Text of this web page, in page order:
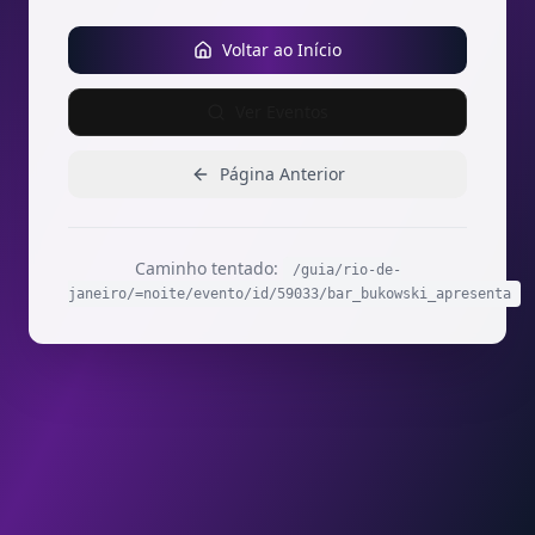
Voltar ao Início
Página Anterior
Caminho tentado:
/guia/rio-de-
janeiro/=noite/evento/id/59033/bar_bukowski_apresenta